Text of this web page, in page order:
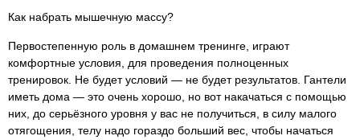
Как набрать мышечную массу?
Первостепенную роль в домашнем тренинге, играют
комфортные условия, для проведения полноценных
тренировок. Не будет условий — не будет результатов. Гантели
иметь дома — это очень хорошо, но вот накачаться с помощью
них, до серьёзного уровня у вас не получиться, в силу малого
отягощения, телу надо гораздо больший вес, чтобы начаться